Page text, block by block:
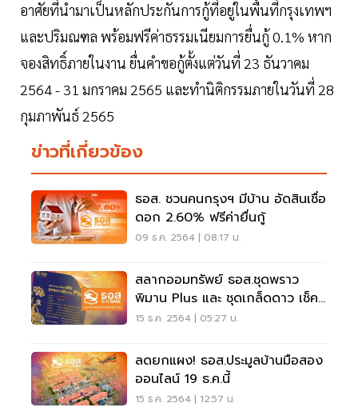
อาศัยที่นำมาเป็นหลักประกันการกู้ที่อยู่ในพื้นที่กรุงเทพฯ
และปริมณฑล พร้อมฟรีค่าธรรมเนียมการยื่นกู้ 0.1% หาก
จองสิทธิ์ภายในงาน ยื่นคำขอกู้ตั้งแต่วันที่ 23 ธันวาคม
2564 - 31 มกราคม 2565 และทำนิติกรรมภายในวันที่ 28
กุมภาพันธ์ 2565
ข่าวที่เกี่ยวข้อง
ธอส. ชวนคนกรุงฯ มีบ้าน อัดสินเชื่อ
ดอก 2.60% ฟรีค่ายื่นกู้
09 ธ.ค. 2564 | 08:17 น.
สลากออมทรัพย์ ธอส.ชุดพราว
พิมาน Plus และ ชุดเกล็ดดาว เช็ค
ผลตอบแทนได้ที่นี่
15 ธ.ค. 2564 | 05:27 น.
ลดยกแผง! ธอส.ประมูลบ้านมือสอง
ออนไลน์ 19 ธ.ค.นี้
15 ธ.ค. 2564 | 12:57 น.